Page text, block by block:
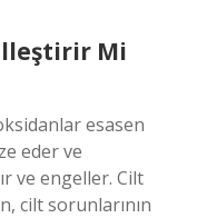
Mi
esasen
eder ve
ve engeller. Cilt
cilt sorunlarının